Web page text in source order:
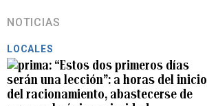
NOTICIAS
LOCALES
“Estos dos primeros días
serán una lección”: a horas del inicio
del racionamiento, abastecerse de